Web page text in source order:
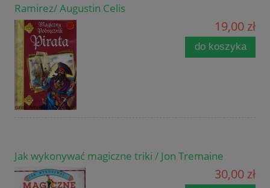
Ramirez/ Augustin Celis
19,00 zł
do koszyka
Jak wykonywać magiczne triki / Jon Tremaine
30,00 zł